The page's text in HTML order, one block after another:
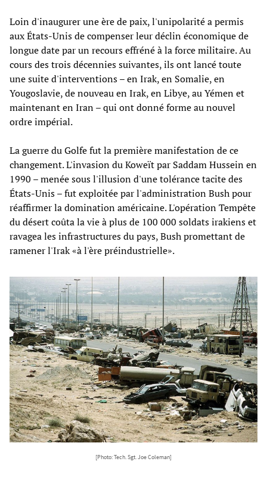
Loin d'inaugurer une ère de paix, l'unipolarité a permis
aux États-Unis de compenser leur déclin économique de
longue date par un recours effréné à la force militaire. Au
cours des trois décennies suivantes, ils ont lancé toute
une suite d'interventions – en Irak, en Somalie, en
Yougoslavie, de nouveau en Irak, en Libye, au Yémen et
maintenant en Iran – qui ont donné forme au nouvel
ordre impérial.
La guerre du Golfe fut la première manifestation de ce
changement. L'invasion du Koweït par Saddam Hussein en
1990 – menée sous l'illusion d'une tolérance tacite des
États-Unis – fut exploitée par l'administration Bush pour
réaffirmer la domination américaine. L'opération Tempête
du désert coûta la vie à plus de 100 000 soldats irakiens et
ravagea les infrastructures du pays, Bush promettant de
ramener l'Irak «à l'ère préindustrielle».
[Photo: Tech. Sgt. Joe Coleman]